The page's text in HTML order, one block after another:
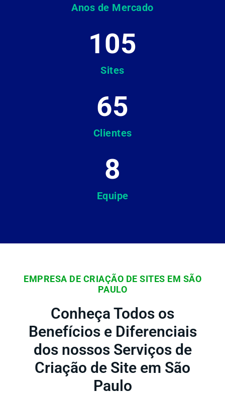
Anos de Mercado
Sites
105
Clientes
65
Equipe
8
EMPRESA DE CRIAÇÃO DE SITES EM SÃO
PAULO
Conheça Todos os
Benefícios e Diferenciais
dos nossos Serviços de
Criação de Site em São
Paulo